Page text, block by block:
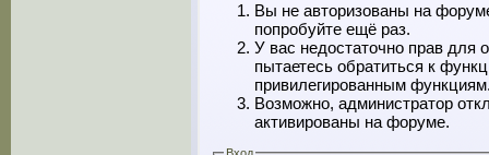
Вы не авторизованы на
попробуйте ещё раз.
У вас недостаточно прав для
пытаетесь обратиться к
привилегированным
Возможно, администратор
активированы на форуме.